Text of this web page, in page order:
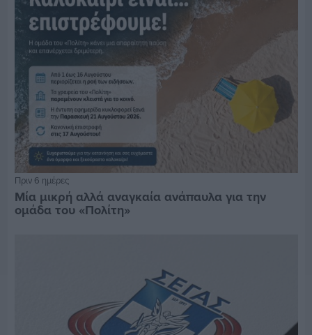
Πριν 6 ημέρες
Μία μικρή αλλά αναγκαία ανάπαυλα για την
ομάδα του «Πολίτη»